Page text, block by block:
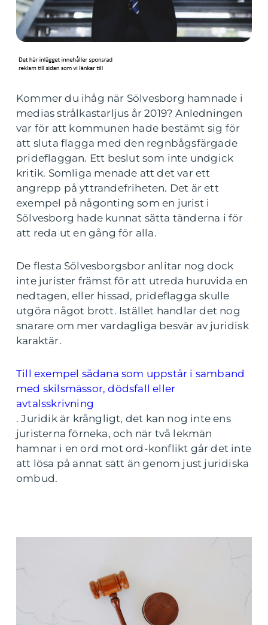
Kommer du ihåg när Sölvesborg hamnade i
medias strålkastarljus år 2019? Anledningen
var för att kommunen hade bestämt sig för
att sluta flagga med den regnbågsfärgade
prideflaggan. Ett beslut som inte undgick
kritik. Somliga menade att det var ett
angrepp på yttrandefriheten. Det är ett
exempel på någonting som en jurist i
Sölvesborg hade kunnat sätta tänderna i för
att reda ut en gång för alla.
De flesta Sölvesborgsbor anlitar nog dock
inte jurister främst för att utreda huruvida en
nedtagen, eller hissad, prideflagga skulle
utgöra något brott. Istället handlar det nog
snarare om mer vardagliga besvär av juridisk
karaktär.
Till exempel sådana som uppstår i samband
med skilsmässor, dödsfall eller
avtalsskrivning
. Juridik är krångligt, det kan nog inte ens
juristerna förneka, och när två lekmän
hamnar i en ord mot ord-konflikt går det inte
att lösa på annat sätt än genom just juridiska
ombud.